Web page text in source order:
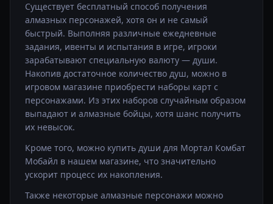
Существует бесплатный способ получения
алмазных персонажей, хотя он и не самый
быстрый. Выполняя различные ежедневные
задания, ивенты и испытания в игре, игроки
зарабатывают специальную валюту — души.
Накопив достаточное количество душ, можно в
игровом магазине приобрести наборы карт с
персонажами. Из этих наборов случайным образом
выпадают и алмазные бойцы, хотя шанс получить
их невысок.
Кроме того, можно купить души для Мортал Комбат
Мобайл в нашем магазине, что значительно
ускорит процесс их накопления.
Также некоторые алмазные персонажи можно